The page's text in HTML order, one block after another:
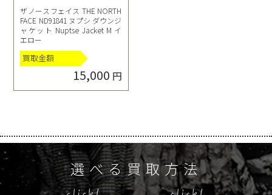
ザノースフェイス THE NORTH
FACE ND91841 ヌプシ ダウンジ
ャケット Nuptse Jacket M イ
エロー
買取金額
15,000 円
選べる買取方法